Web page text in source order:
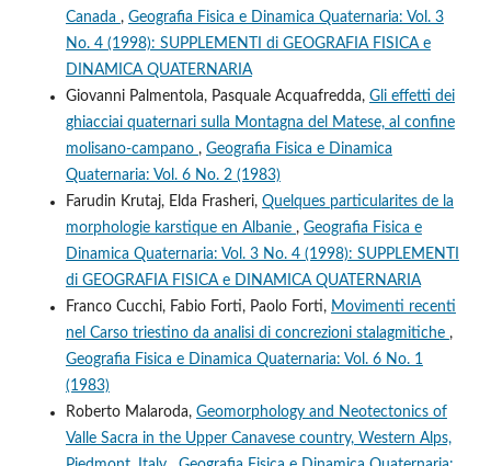
Canada , Geografia Fisica e Dinamica Quaternaria: Vol. 3
No. 4 (1998): SUPPLEMENTI di GEOGRAFIA FISICA e
DINAMICA QUATERNARIA
Giovanni Palmentola, Pasquale Acquafredda, Gli effetti dei
ghiacciai quaternari sulla Montagna del Matese, al confine
molisano-campano , Geografia Fisica e Dinamica
Quaternaria: Vol. 6 No. 2 (1983)
Farudin Krutaj, Elda Frasheri, Quelques particularites de la
morphologie karstique en Albanie , Geografia Fisica e
Dinamica Quaternaria: Vol. 3 No. 4 (1998): SUPPLEMENTI
di GEOGRAFIA FISICA e DINAMICA QUATERNARIA
Franco Cucchi, Fabio Forti, Paolo Forti, Movimenti recenti
nel Carso triestino da analisi di concrezioni stalagmitiche ,
Geografia Fisica e Dinamica Quaternaria: Vol. 6 No. 1
(1983)
Roberto Malaroda, Geomorphology and Neotectonics of
Valle Sacra in the Upper Canavese country, Western Alps,